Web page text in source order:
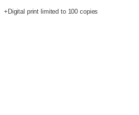
+Digital print limited to 100 copies